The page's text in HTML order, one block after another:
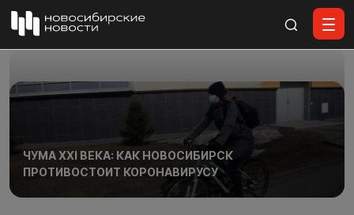
ЧУМА XXI ВЕКА: КАК НОВОСИБИРСК
ПРОТИВОСТОИТ КОРОНАВИРУСУ